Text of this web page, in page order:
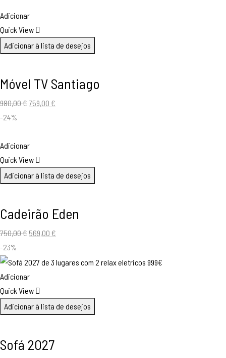
era:
750,00 €.
Adicionar
Quick View
Adicionar à lista de desejos
Móvel TV Santiago
980,00€O
era:
980,00 €.
759,00 €
-24%
Adicionar
Quick View
Adicionar à lista de desejos
Cadeirão Eden
750,00€ O
original
era:
750,00 €.
569,00 €
atual
-23%
Adicionar
Quick View
Adicionar à lista de desejos
Sofá 2027